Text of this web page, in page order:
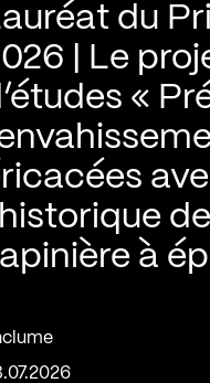
du
| Le
«
à